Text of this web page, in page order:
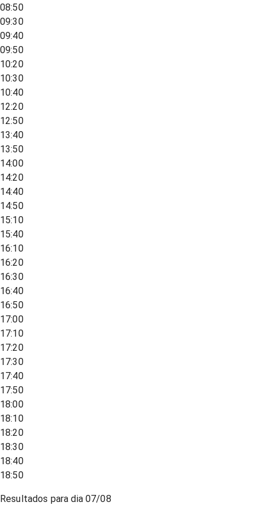
08:50
09:30
09:40
09:50
10:20
10:30
10:40
12:20
12:50
13:40
13:50
14:00
14:20
14:40
14:50
15:10
15:40
16:10
16:20
16:30
16:40
16:50
17:00
17:10
17:20
17:30
17:40
17:50
18:00
18:10
18:20
18:30
18:40
18:50
Resultados para dia07/08